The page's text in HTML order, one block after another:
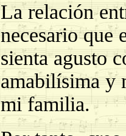
La relación
necesario que
sienta agusto
amabilísima y
mi familia.